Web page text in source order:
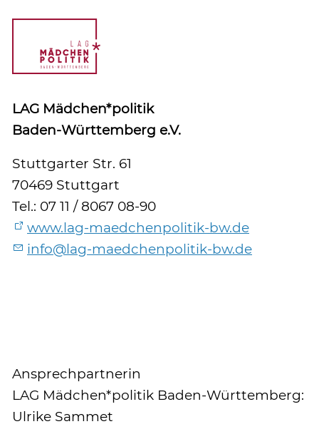
LAG Mädchen*politik
Baden-Württemberg e.V.
Stuttgarter Str. 61
70469 Stuttgart
Tel.: 07 11 / 8067 08-90
www.lag-maedchenpolitik-bw.de
info@lag-maedchenpolitik-bw.de
Ansprechpartnerin
LAG Mädchen*politik Baden-Württemberg:
Ulrike Sammet